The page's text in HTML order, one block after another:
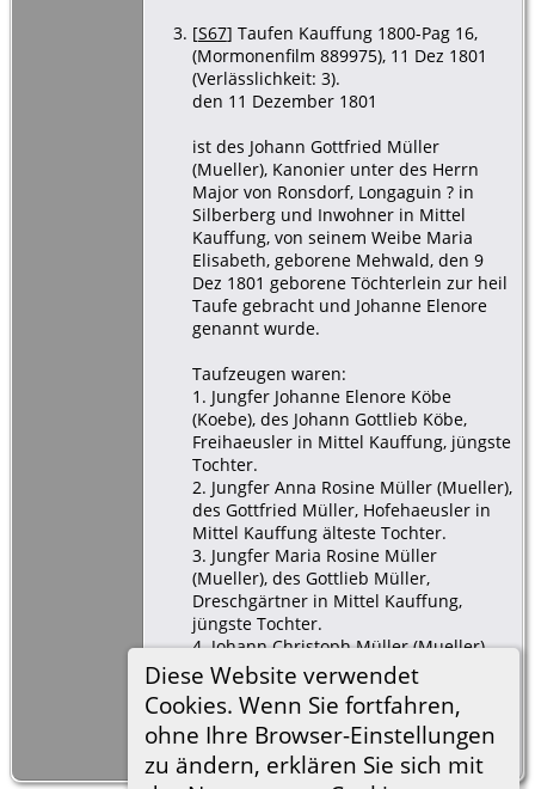
Diese Website verwendet
Cookies. Wenn Sie fortfahren,
ohne Ihre Browser-Einstellungen
zu ändern, erklären Sie sich mit
[S67] Taufen Kauffung 1800-Pag 16,
(Mormonenfilm 889975), 11 Dez 1801
(Verlässlichkeit: 3).
den 11 Dezember 1801
ist des Johann Gottfried Müller
(Mueller), Kanonier unter des Herrn
Major von Ronsdorf, Longaguin ? in
Silberberg und Inwohner in Mittel
Kauffung, von seinem Weibe Maria
Elisabeth, geborene Mehwald, den 9
Dez 1801 geborene Töchterlein zur heil
Taufe gebracht und Johanne Elenore
genannt wurde.
Taufzeugen waren:
1. Jungfer Johanne Elenore Köbe
(Koebe), des Johann Gottlieb Köbe,
Freihaeusler in Mittel Kauffung, jüngste
Tochter.
2. Jungfer Anna Rosine Müller (Mueller),
des Gottfried Müller, Hofehaeusler in
Mittel Kauffung älteste Tochter.
3. Jungfer Maria Rosine Müller
(Mueller), des Gottlieb Müller,
Dreschgärtner in Mittel Kauffung,
jüngste Tochter.
4. Johann Christoph Müller (Mueller),
Hofehaeusler in Mittel Kauffung.
5. Johann Gottfried Walter, Freihaeusler
und Garnsammler in Mittel Kauffung.
Taufzeuge Nr.4